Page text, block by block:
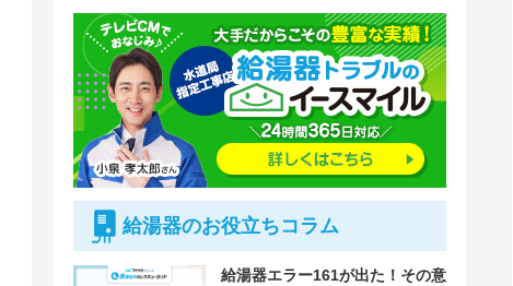
給湯器のお役立ちコラム
給湯器エラー161が出た！その意